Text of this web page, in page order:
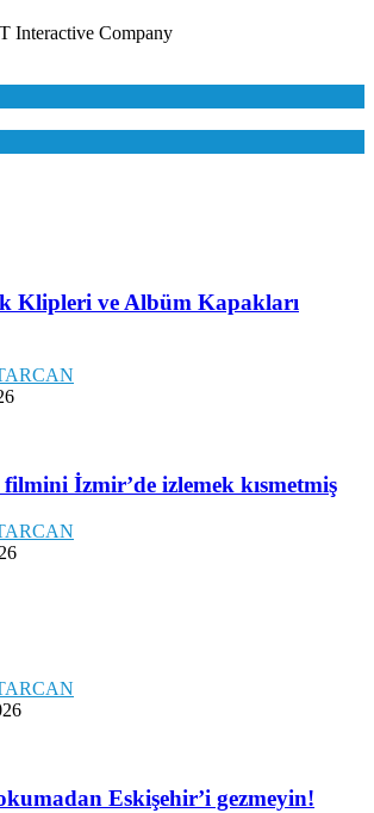
Interactive Company
Klipleri ve Albüm Kapakları
İzmir’de izlemek kısmetmiş
Eskişehir’i gezmeyin!